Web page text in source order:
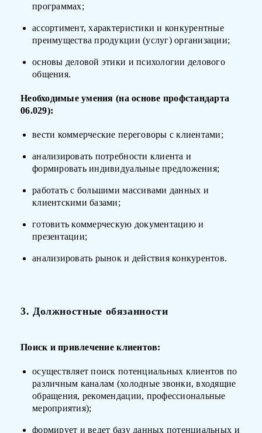
программах;
ассортимент, характеристики и конкурентные
преимущества продукции (услуг) организации;
основы деловой этики и психологии делового
общения.
Необходимые умения (на основе профстандарта
06.029):
вести коммерческие переговоры с клиентами;
анализировать потребности клиента и
формировать индивидуальные предложения;
работать с большими массивами данных и
клиентскими базами;
готовить коммерческую документацию и
презентации;
анализировать рынок и действия конкурентов.
3. Должностные обязанности
Поиск и привлечение клиентов:
осуществляет поиск потенциальных клиентов по
различным каналам (холодные звонки, входящие
обращения, рекомендации, профессиональные
мероприятия);
формирует и ведет базу данных потенциальных и